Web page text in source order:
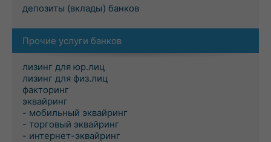
депозиты (вклады) банков
Прочие услуги банков
лизинг для юр.лиц
лизинг для физ.лиц
факторинг
эквайринг
- мобильный эквайринг
- торговый эквайринг
- интернет-эквайринг